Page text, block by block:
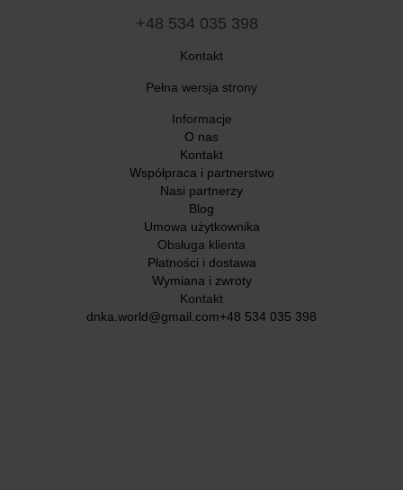
+48 534 035 398
Kontakt
Pełna wersja strony
Informacje
O nas
Kontakt
Współpraca i partnerstwo
Nasi partnerzy
Blog
Umowa użytkownika
Obsługa klienta
Płatności i dostawa
Wymiana i zwroty
Kontakt
dnka.world@gmail.com+48 534 035 398